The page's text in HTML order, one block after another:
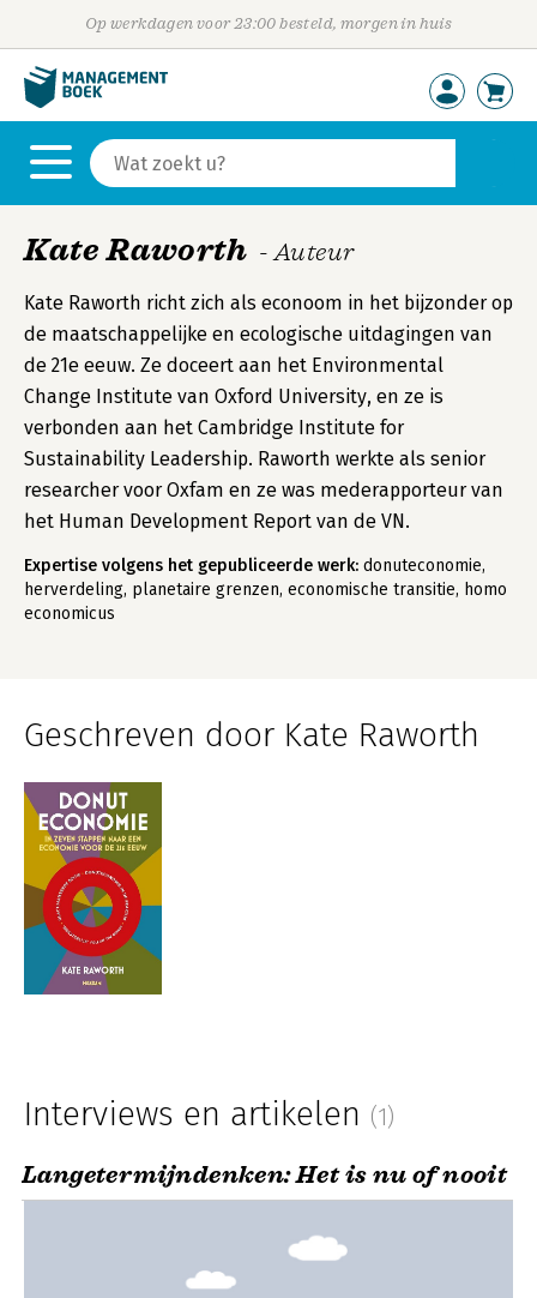
Op werkdagen voor 23:00 besteld, morgen in huis
Kate Raworth - Auteur
Kate Raworth richt zich als econoom in het bijzonder op
de maatschappelijke en ecologische uitdagingen van
de 21e eeuw. Ze doceert aan het Environmental
Change Institute van Oxford University, en ze is
verbonden aan het Cambridge Institute for
Sustainability Leadership. Raworth werkte als senior
researcher voor Oxfam en ze was mederapporteur van
het Human Development Report van de VN.
Expertise volgens het gepubliceerde werk: donuteconomie,
herverdeling, planetaire grenzen, economische transitie, homo
economicus
Geschreven door Kate Raworth
Interviews en artikelen (1)
Langetermijndenken: Het is nu of nooit